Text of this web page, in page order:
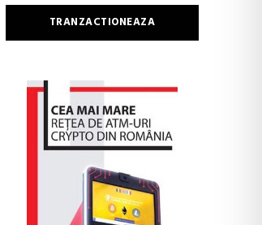
TRANZACTIONEAZA